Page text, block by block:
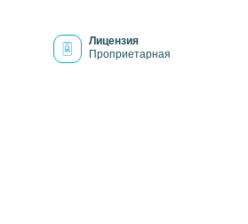
Лицензия
Проприетарная